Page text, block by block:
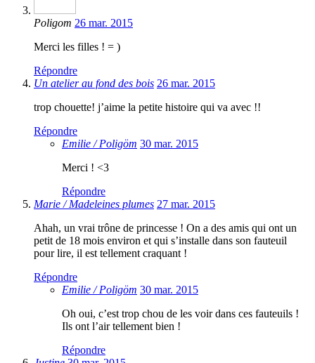
Poligom 26 mar. 2015
Merci les filles ! = )
Répondre
Un atelier au fond des bois 26 mar. 2015
trop chouette! j’aime la petite histoire qui va avec !!
Répondre
Emilie / Poligöm 30 mar. 2015
Merci ! <3
Répondre
Marie / Madeleines plumes 27 mar. 2015
Ahah, un vrai trône de princesse ! On a des amis qui ont un
petit de 18 mois environ et qui s’installe dans son fauteuil
pour lire, il est tellement craquant !
Répondre
Emilie / Poligöm 30 mar. 2015
Oh oui, c’est trop chou de les voir dans ces fauteuils !
Ils ont l’air tellement bien !
Répondre